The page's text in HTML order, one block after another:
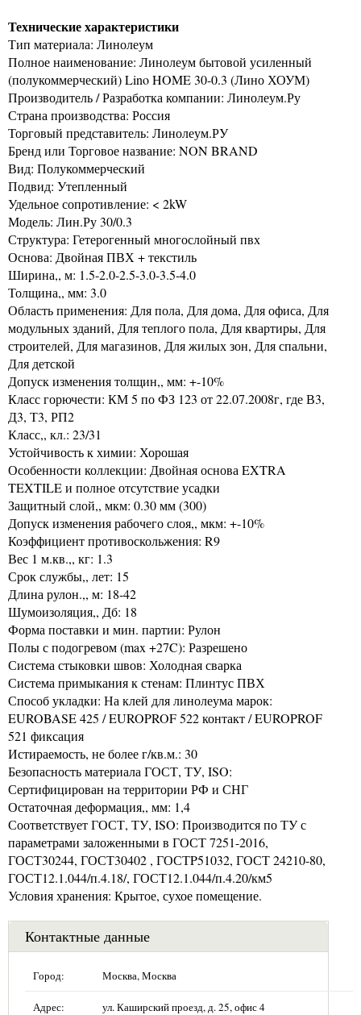
Технические характеристики
Тип материала: Линолеум
Полное наименование: Линолеум бытовой усиленный
(полукоммерческий) Lino HOME 30-0.3 (Лино ХОУМ)
Производитель / Разработка компании: Линолеум.Ру
Страна производства: Россия
Торговый представитель: Линолеум.РУ
Бренд или Торговое название: NON BRAND
Вид: Полукоммерческий
Подвид: Утепленный
Удельное сопротивление: < 2kW
Модель: Лин.Ру 30/0.3
Структура: Гетерогенный многослойный пвх
Основа: Двойная ПВХ + текстиль
Ширина,, м: 1.5-2.0-2.5-3.0-3.5-4.0
Толщина,, мм: 3.0
Область применения: Для пола, Для дома, Для офиса, Для
модульных зданий, Для теплого пола, Для квартиры, Для
строителей, Для магазинов, Для жилых зон, Для спальни,
Для детской
Допуск изменения толщин,, мм: +-10%
Класс горючести: КМ 5 по ФЗ 123 от 22.07.2008г, где В3,
Д3, Т3, РП2
Класс,, кл.: 23/31
Устойчивость к химии: Хорошая
Особенности коллекции: Двойная основа EXTRA
TEXTILE и полное отсутствие усадки
Защитный слой,, мкм: 0.30 мм (300)
Допуск изменения рабочего слоя,, мкм: +-10%
Коэффициент противоскольжения: R9
Вес 1 м.кв.,, кг: 1.3
Срок службы,, лет: 15
Длина рулон.,, м: 18-42
Шумоизоляция,, Дб: 18
Форма поставки и мин. партии: Рулон
Полы с подогревом (max +27C): Разрешено
Система стыковки швов: Холодная сварка
Система примыкания к стенам: Плинтус ПВХ
Способ укладки: На клей для линолеума марок:
EUROBASE 425 / EUROPROF 522 контакт / EUROPROF
521 фиксация
Истираемость, не более г/кв.м.: 30
Безопасность материала ГОСТ, ТУ, ISO:
Сертифицирован на территории РФ и СНГ
Остаточная деформация,, мм: 1,4
Соответствует ГОСТ, ТУ, ISO: Производится по ТУ с
параметрами заложенными в ГОСТ 7251-2016,
ГОСТ30244, ГОСТ30402 , ГОСТP51032, ГОСТ 24210-80,
ГОСТ12.1.044/п.4.18/, ГОСТ12.1.044/п.4.20/км5
Условия хранения: Крытое, сухое помещение.
Контактные данные
Город: Москва, Москва
Адрес: ул. Каширский проезд, д. 25, офис 4